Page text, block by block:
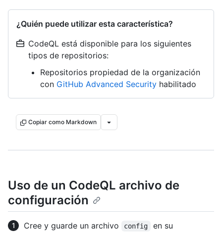
¿Quién puede utilizar esta característica?
CodeQL está disponible para los siguientes
tipos de repositorios:
Repositorios propiedad de la organización
con GitHub Advanced Security habilitado
Copiar como Markdown
Uso de un CodeQL archivo de
configuración
Cree y guarde un archivo config
en su